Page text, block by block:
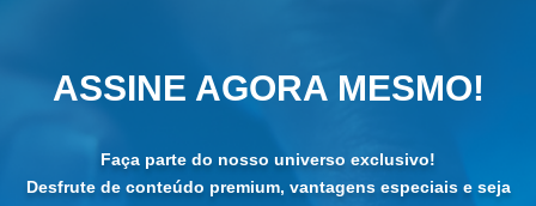
ASSINE AGORA MESMO!
Faça parte do nosso universo exclusivo!
Desfrute de conteúdo premium, vantagens especiais e seja